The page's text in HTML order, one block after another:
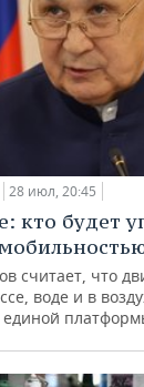
28 июл, 20:45
кто будет
считает, что
воде и в
единой